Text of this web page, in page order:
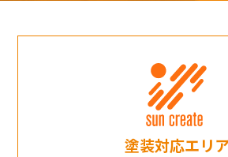
塗装対応エリ